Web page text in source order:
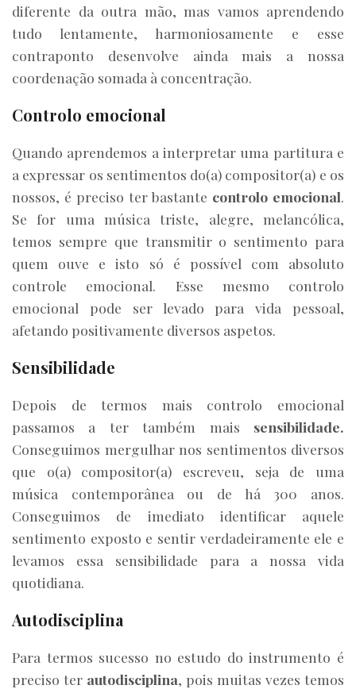
diferente da outra mão, mas vamos aprendendo
tudo lentamente, harmoniosamente e esse
contraponto desenvolve ainda mais a nossa
coordenação somada à concentração.
Controlo emocional
Quando aprendemos a interpretar uma partitura e
a expressar os sentimentos do(a) compositor(a) e os
nossos, é preciso ter bastante controlo emocional.
Se for uma música triste, alegre, melancólica,
temos sempre que transmitir o sentimento para
quem ouve e isto só é possível com absoluto
controle emocional. Esse mesmo controlo
emocional pode ser levado para vida pessoal,
afetando positivamente diversos aspetos.
Sensibilidade
Depois de termos mais controlo emocional
passamos a ter também mais sensibilidade.
Conseguimos mergulhar nos sentimentos diversos
que o(a) compositor(a) escreveu, seja de uma
música contemporânea ou de há 300 anos.
Conseguimos de imediato identificar aquele
sentimento exposto e sentir verdadeiramente ele e
levamos essa sensibilidade para a nossa vida
quotidiana.
Autodisciplina
Para termos sucesso no estudo do instrumento é
preciso ter autodisciplina, pois muitas vezes temos